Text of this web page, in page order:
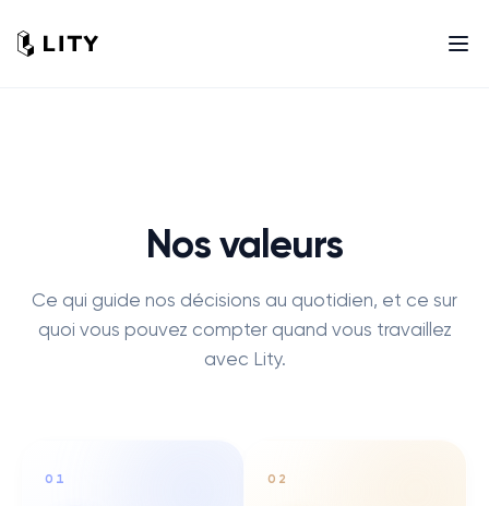
Nos valeurs
Ce qui guide nos décisions au quotidien, et ce sur
quoi vous pouvez compter quand vous travaillez
avec Lity.
0 1 0 2